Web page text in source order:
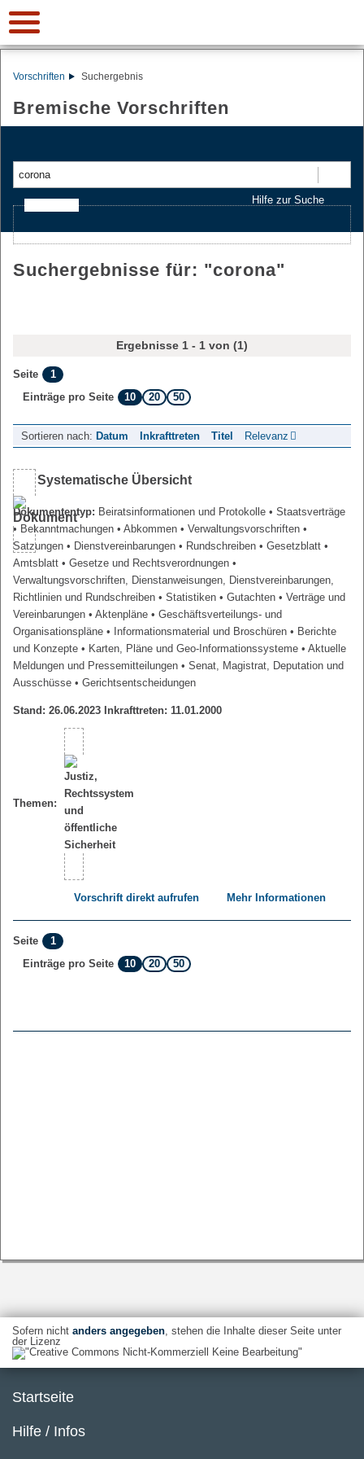
Vorschriften Suchergebnis
Bremische Vorschriften
Hilfe zur Suche
Suchergebnisse für: "corona"
Ergebnisse 1 - 1 von (1)
Seite
1
Einträge pro Seite
10 20 50
Sortieren nach: Datum Inkrafttreten Titel Relevanz
Systematische Übersicht
Dokumententyp: Beiratsinformationen und Protokolle • Staatsverträge
• Bekanntmachungen • Abkommen • Verwaltungsvorschriften •
Satzungen • Dienstvereinbarungen • Rundschreiben • Gesetzblatt •
Amtsblatt • Gesetze und Rechtsverordnungen •
Verwaltungsvorschriften, Dienstanweisungen, Dienstvereinbarungen,
Richtlinien und Rundschreiben • Statistiken • Gutachten • Verträge und
Vereinbarungen • Aktenpläne • Geschäftsverteilungs- und
Organisationspläne • Informationsmaterial und Broschüren • Berichte
und Konzepte • Karten, Pläne und Geo-Informationssysteme • Aktuelle
Meldungen und Pressemitteilungen • Senat, Magistrat, Deputation und
Ausschüsse • Gerichtsentscheidungen
Stand: 26.06.2023 Inkrafttreten: 11.01.2000
Themen:
Vorschrift direkt aufrufen Mehr Informationen
Seite
1
Einträge pro Seite
10 20 50
Sofern nicht anders angegeben, stehen die Inhalte dieser Seite unter
der Lizenz
Startseite
Hilfe / Infos